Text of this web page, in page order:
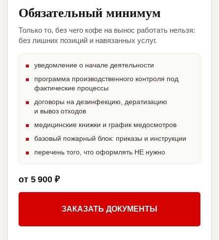
Обязательный минимум
Только то, без чего кофе на вынос работать нельзя:
без лишних позиций и навязанных услуг.
уведомление о начале деятельности
программа производственного контроля под
фактические процессы
договоры на дезинфекцию, дератизацию
и вывоз отходов
медицинские книжки и график медосмотров
базовый пожарный блок: приказы и инструкции
перечень того, что оформлять НЕ нужно
от 5 900 ₽
ЗАКАЗАТЬ ДОКУМЕНТЫ